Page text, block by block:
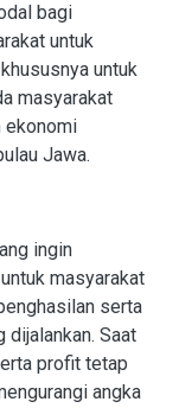
bagi
untuk
untuk
masyarakat
ekonomi
Jawa.
ingin
masyarakat
serta
Saat
profit tetap
angka